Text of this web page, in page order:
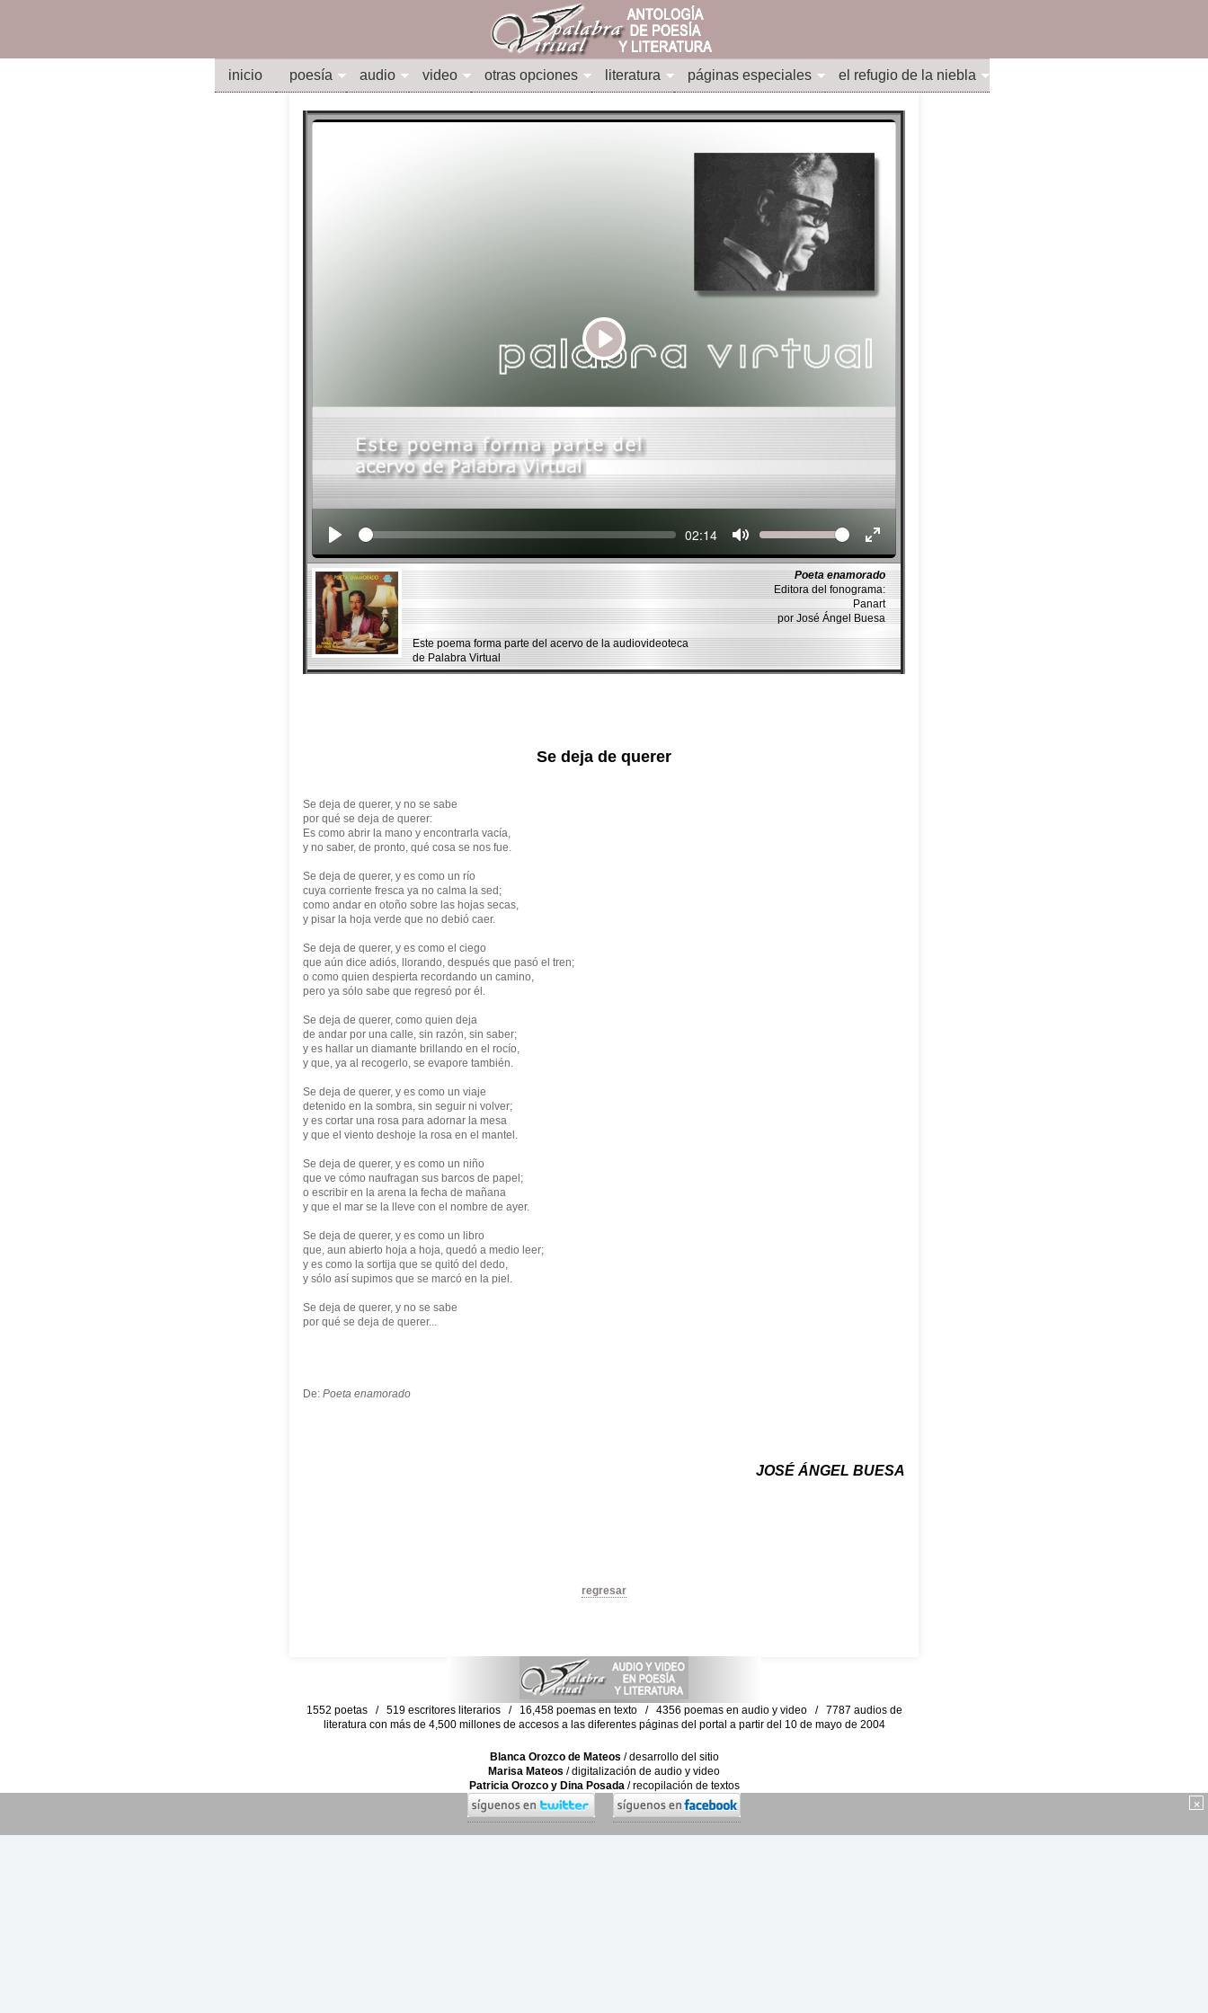
inicio poesía audio video otras opciones literatura páginas especiales el refugio de la niebla
Play
Seek Current
02:14 Volume
Poeta enamorado
Editora del fonograma:
Panart
por José Ángel Buesa
Este poema forma parte del acervo de la audiovideoteca
de Palabra Virtual
Se deja de querer
Se deja de querer, y no se sabe
por qué se deja de querer:
Es como abrir la mano y encontrarla vacía,
y no saber, de pronto, qué cosa se nos fue.
Se deja de querer, y es como un río
cuya corriente fresca ya no calma la sed;
como andar en otoño sobre las hojas secas,
y pisar la hoja verde que no debió caer.
Se deja de querer, y es como el ciego
que aún dice adiós, llorando, después que pasó el tren;
o como quien despierta recordando un camino,
pero ya sólo sabe que regresó por él.
Se deja de querer, como quien deja
de andar por una calle, sin razón, sin saber;
y es hallar un diamante brillando en el rocío,
y que, ya al recogerlo, se evapore también.
Se deja de querer, y es como un viaje
detenido en la sombra, sin seguir ni volver;
y es cortar una rosa para adornar la mesa
y que el viento deshoje la rosa en el mantel.
Se deja de querer, y es como un niño
que ve cómo naufragan sus barcos de papel;
o escribir en la arena la fecha de mañana
y que el mar se la lleve con el nombre de ayer.
Se deja de querer, y es como un libro
que, aun abierto hoja a hoja, quedó a medio leer;
y es como la sortija que se quitó del dedo,
y sólo así supimos que se marcó en la piel.
Se deja de querer, y no se sabe
por qué se deja de querer...
De: Poeta enamorado
JOSÉ ÁNGEL BUESA
regresar
×
1552 poetas / 519 escritores literarios / 16,458 poemas en texto / 4356 poemas en audio y video / 7787 audios de
literatura con más de 4,500 millones de accesos a las diferentes páginas del portal a partir del 10 de mayo de 2004
Blanca Orozco de Mateos / desarrollo del sitio
Marisa Mateos / digitalización de audio y video
Patricia Orozco y Dina Posada/ recopilación de textos
C. Feito, H. Rosales y E. Ortiz Moreno/ colaboración digital
PALABRA VIRTUAL no persigue ningún fin de lucro. Su objetivo es exclusivamente de carácter cultural y educativo, mediante la